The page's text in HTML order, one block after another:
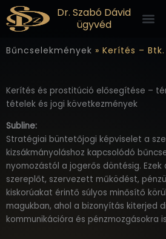
Skip
to
content
Dr. Szabó Dávid
ügyvéd
Bűncselekmények » Kerítés –
Kerítés és prostitúció elősegítése –
tételek és jogi következmények
Subline:
Stratégiai büntetőjogi képviselet a
kizsákmányoláshoz kapcsolódó
nyomozástól a jogerős döntésig.
szereplőt, szervezett működést,
kiskorúakat érintő súlyos minősítő
magukban, ahol a bizonyítás kiterjed
kommunikációra és pénzmozgásokra